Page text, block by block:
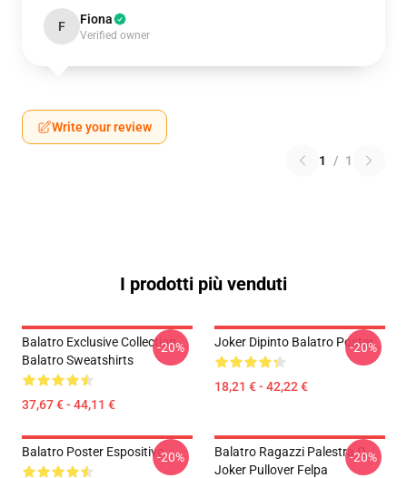
F Fiona
Verified owner
Write your review
1 / 1
I prodotti più venduti
Balatro Exclusive Collection
Balatro Sweatshirts
37,67 € - 44,11 €
-20% Joker Dipinto Balatro Poster
18,21 € - 42,22 €
-20%
Balatro Poster Espositivo-20%
Balatro Ragazzi Palestra O
Joker Pullover Felpa
-20%